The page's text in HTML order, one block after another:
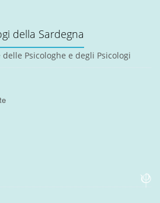
della Sardegna
Psicologhe e degli Psicologi